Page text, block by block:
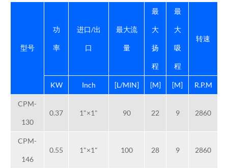
型号
功
率
进口/出
口
最大流
量
最
大
扬
程
最
大
吸
程
转速
KW Inch [L/MIN] [M] [M] R.P.M
CPM-
130
0.37 1"×1" 90 22 9 2860
CPM-
146
0.55 1"×1" 100 28 9 2860